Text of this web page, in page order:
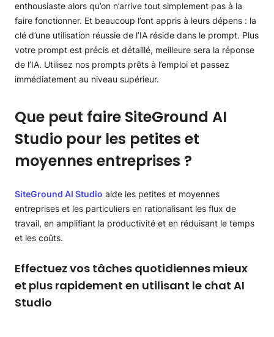
enthousiaste alors qu’on n’arrive tout simplement pas à la
faire fonctionner. Et beaucoup l’ont appris à leurs dépens : la
clé d’une utilisation réussie de l’IA réside dans le prompt. Plus
votre prompt est précis et détaillé, meilleure sera la réponse
de l’IA. Utilisez nos prompts prêts à l’emploi et passez
immédiatement au niveau supérieur.
Que peut faire SiteGround AI
Studio pour les petites et
moyennes entreprises ?
SiteGround AI Studio aide les petites et moyennes
entreprises et les particuliers en rationalisant les flux de
travail, en amplifiant la productivité et en réduisant le temps
et les coûts.
Effectuez vos tâches quotidiennes mieux
et plus rapidement en utilisant le chat AI
Studio